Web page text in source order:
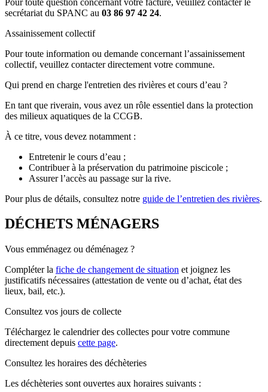
secrétariat du SPANC au 03 86 97 42 24.
Assainissement collectif
Pour toute information ou demande concernant l’assainissement
collectif, veuillez contacter directement votre commune.
Qui prend en charge l'entretien des rivières et cours d’eau ?
En tant que riverain, vous avez un rôle essentiel dans la protection
des milieux aquatiques de la CCGB.
À ce titre, vous devez notamment :
Entretenir le cours d’eau ;
Contribuer à la préservation du patrimoine piscicole ;
Assurer l’accès au passage sur la rive.
Pour plus de détails, consultez notre guide de l’entretien des rivières.
DÉCHETS MÉNAGERS
Vous emménagez ou déménagez ?
Compléter la fiche de changement de situation et joignez les
justificatifs nécessaires (attestation de vente ou d’achat, état des
lieux, bail, etc.).
Consultez vos jours de collecte
Téléchargez le calendrier des collectes pour votre commune
directement depuis cette page.
Consultez les horaires des déchèteries
Les déchèteries sont ouvertes aux horaires suivants :